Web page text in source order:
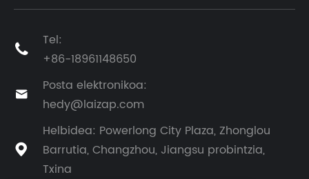

Tel:
+86-18961148650

Posta elektronikoa:
hedy@laizap.com

Helbidea: Powerlong City Plaza, Zhonglou
Barrutia, Changzhou, Jiangsu probintzia,
Txina